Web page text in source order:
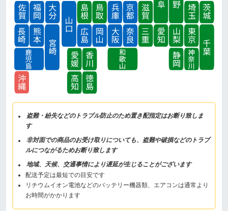
盗難・紛失などのトラブル防止のため置き配指定はお断り致しま
す
非対面での商品のお受け取りについても、盗難や破損などのトラブ
ルにつながるためお断り致します
地域、天候、交通事情により遅延が生じることがございます
配送予定は最短での目安です
リチウムイオン電池などのバッテリー機器類、エアコンは通常より
お時間がかかります